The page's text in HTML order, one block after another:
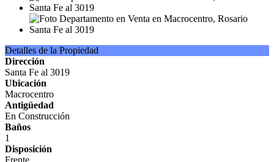
Detalles de la Propiedad
Dirección
Santa Fe al 3019
Ubicación
Macrocentro
Antigüedad
En Construcción
Baños
1
Disposición
Frente